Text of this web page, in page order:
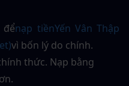
đểnạp tiềnYến Vân Thập
vì bốn lý do chính.
thức. Nạp bằng